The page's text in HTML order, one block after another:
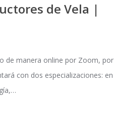
de Vela |
de manera online por Zoom, por
con dos especializaciones: en